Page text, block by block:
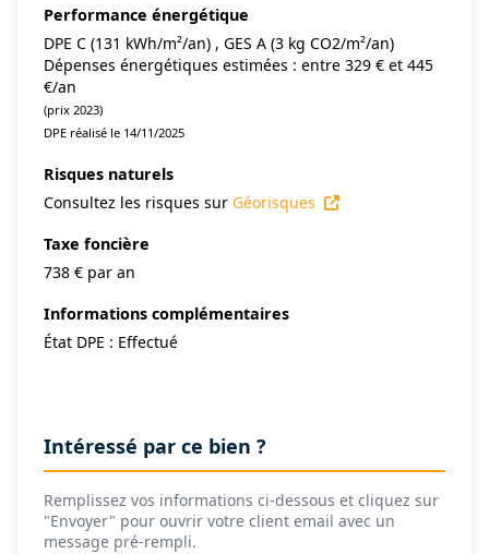
Performance énergétique
DPE C (131 kWh/m²/an) , GES A (3 kg CO2/m²/an)
Dépenses énergétiques estimées : entre 329 € et 445
€/an
(prix 2023)
DPE réalisé le 14/11/2025
Risques naturels
Consultez les risques sur Géorisques
Taxe foncière
738 € par an
Informations complémentaires
État DPE : Effectué
Intéressé par ce bien ?
Remplissez vos informations ci-dessous et cliquez sur
"Envoyer" pour ouvrir votre client email avec un
message pré-rempli.